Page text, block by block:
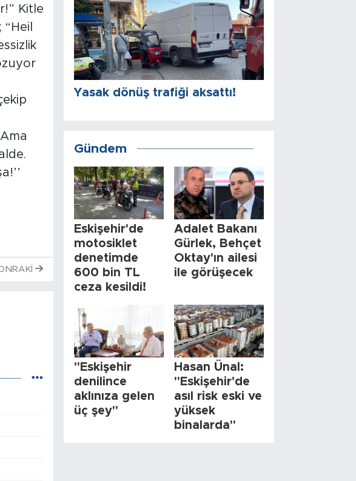
Kitle
Yasak dönüş trafiği aksattı!
Gündem
Eskişehir'de
motosiklet
denetimde
600 bin TL
ceza kesildi!
Adalet Bakanı
Gürlek, Behçet
Oktay'ın ailesi
ile görüşecek
"Eskişehir
denilince
aklınıza gelen
üç şey"
Hasan Ünal:
"Eskişehir'de
asıl risk eski ve
yüksek
binalarda"